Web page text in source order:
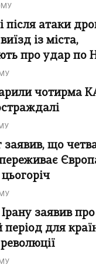
після атаки
із міста,
про удар по
чотирма
заявив, що
заявив про
для